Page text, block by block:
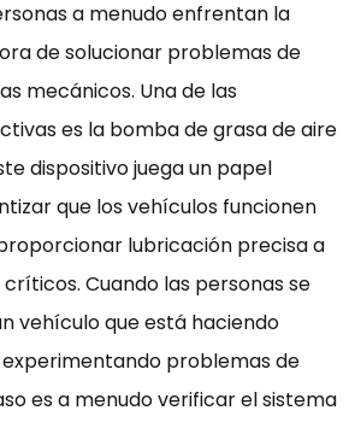
a menudo enfrentan la
de solucionar problemas de
mecánicos. Una de las
es la bomba de grasa de aire
dispositivo juega un papel
que los vehículos funcionen
lubricación precisa a
Cuando las personas se
vehículo que está haciendo
experimentando problemas de
es a menudo verificar el sistema